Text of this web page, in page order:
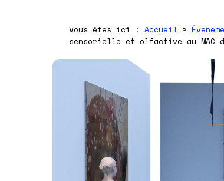
Vous êtes ici : Accueil >
sensorielle et olfactive au MAC